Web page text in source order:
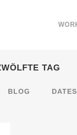
TAG
BLOG DATES